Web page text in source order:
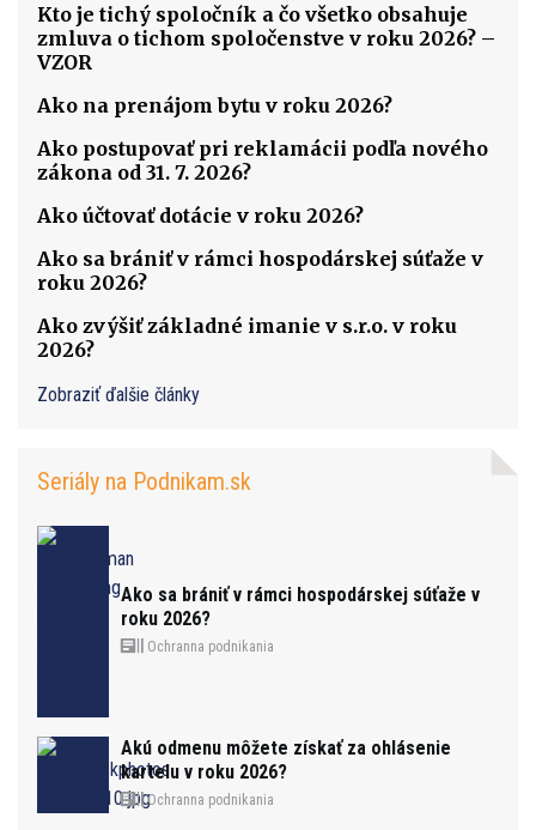
Kto je tichý spoločník a čo všetko obsahuje
zmluva o tichom spoločenstve v roku 2026? –
VZOR
Ako na prenájom bytu v roku 2026?
Ako postupovať pri reklamácii podľa nového
zákona od 31. 7. 2026?
Ako účtovať dotácie v roku 2026?
Ako sa brániť v rámci hospodárskej súťaže v
roku 2026?
Ako zvýšiť základné imanie v s.r.o. v roku
2026?
Zobraziť ďalšie články
Seriály na Podnikam.sk
Ako sa brániť v rámci hospodárskej súťaže v
roku 2026?
Ochranna podnikania
Akú odmenu môžete získať za ohlásenie
kartelu v roku 2026?
Ochranna podnikania